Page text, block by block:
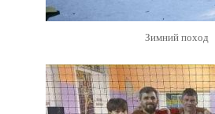
Зимний поход